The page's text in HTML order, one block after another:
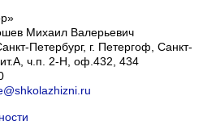
Михаил Валерьевич
Петербург, г. Петергоф Санкт-
ч.п. 2-Н, оф.432, 434